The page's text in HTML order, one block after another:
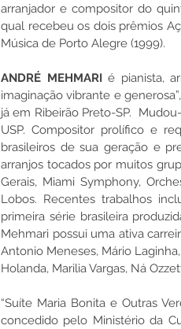
arranjador e compositor do
qual recebeu os dois prêmios
Música de Porto Alegre (1999).
ANDRÉ MEHMARI é pianista,
imaginação vibrante e
já em Ribeirão Preto-SP.
USP. Compositor prolífico e
brasileiros de sua geração e
arranjos tocados por muitos
Gerais, Miami Symphony,
Lobos. Recentes trabalhos
primeira série brasileira
Mehmari possui uma ativa
Antonio Meneses, Mário
Holanda, Marilia Vargas, Ná
“Suíte Maria Bonita e Outras
concedido pelo Ministério da